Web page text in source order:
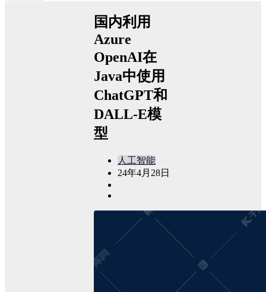
国内利用
Azure
OpenAI在
Java中使用
ChatGPT和
DALL-E模
型
人工智能
24年4月28日